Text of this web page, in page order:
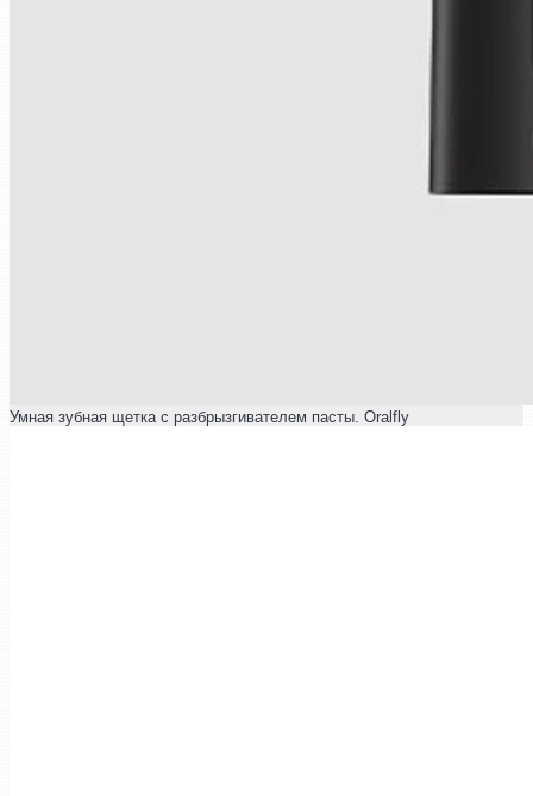
Умная зубная щетка с разбрызгивателем пасты. Oralfly